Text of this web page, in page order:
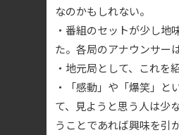
なのかもしれない。
・番組のセットが少し
た。各局のアナウンサー
・地元局として、これを
・「感動」や「爆笑」
て、見ようと思う人は少
うことであれば興味を引